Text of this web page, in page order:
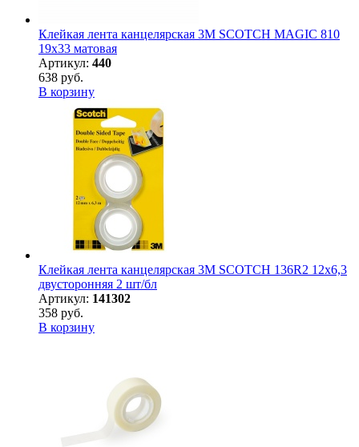
Клейкая лента канцелярская 3M SCOTCH MAGIC 810
19х33 матовая
Артикул: 440
638 руб.
В корзину
Клейкая лента канцелярская 3M SCOTCH 136R2 12х6,3
двусторонняя 2 шт/бл
Артикул: 141302
358 руб.
В корзину